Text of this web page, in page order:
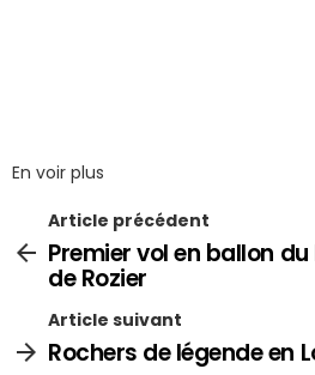
En voir plus
Article précédent
Premier vol en ballon
de Rozier
Article suivant
Rochers de légende en